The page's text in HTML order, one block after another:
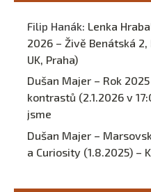
Filip Hanák: Lenka
2026 – Živě Benátská
UK, Praha)
Dušan Majer – Rok
kontrastů (2.1.2026 v
jsme
Dušan Majer –
a Curiosity (1.8.2025) –